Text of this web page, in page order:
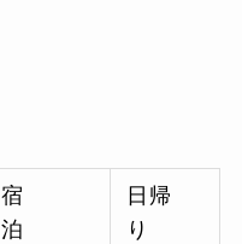
宿
泊
日帰
り